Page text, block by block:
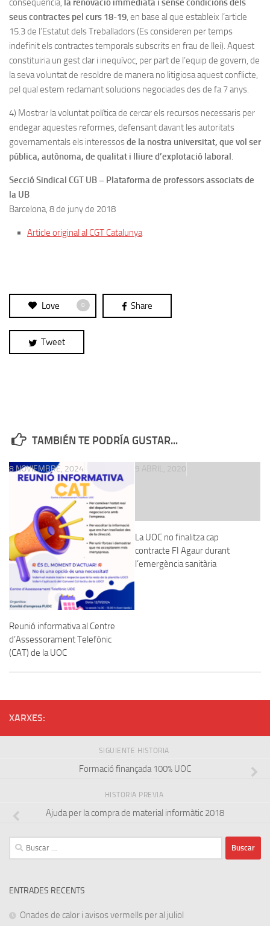
seus contractes pel curs 18-19 , en base al que estableix l’article
15.3 de l’Estatut dels Treballadors (Es consideren per temps
indefinit els contractes temporals subscrits en frau de llei). Aquest
constituiria un gest clar i inequívoc, per part de l’equip de govern, de
la seva voluntat de resoldre de manera no litigiosa aquest conflicte,
pel qual estem reclamant solucions negociades des de fa 7 anys.
4) Mostrar la voluntat política de cercar els recursos necessaris per
endegar aquestes reformes, defensant davant les autoritats
governamentals els interessosde la nostra universitat, que vol ser
pública, autònoma, de qualitat i lliure d’explotació laboral
Secció Sindical CGT UB – Plataforma de professors associats de
la UB
Barcelona, 8 de juny de 2018
Article original al CGT Catalunya
Love 0 Share
Tweet
TAMBIÉN TE PODRÍA GUSTAR...
Reunió informativa al Centre
d’Assessorament Telefònic
(CAT) de la UOC
8 NOVIEMBRE, 2024
La UOC no finalitza cap
contracte FI Agaur durant
l’emergència sanitària
9 ABRIL, 2020
XARXES:
SIGUIENTE HISTORIA
Formació finançada 100% UOC
HISTORIA PREVIA
Ajuda per la compra de material informàtic 2018
Buscar:
ENTRADES RECENTS
Onades de calor i avisos vermells per al juliol